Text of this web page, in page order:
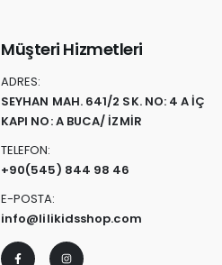
Müşteri Hizmetleri
ADRES:
SEYHAN MAH. 641/2 SK. NO: 4 A İÇ
KAPI NO: A BUCA/ İZMİR
TELEFON:
+90(545) 844 98 46
E-POSTA:
info@lilikidsshop.com